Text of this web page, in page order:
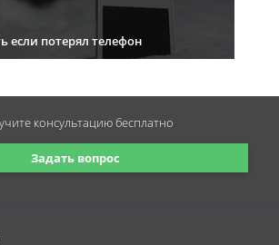
если потерял телефон
Задать вопрос
консультациюбесплатно